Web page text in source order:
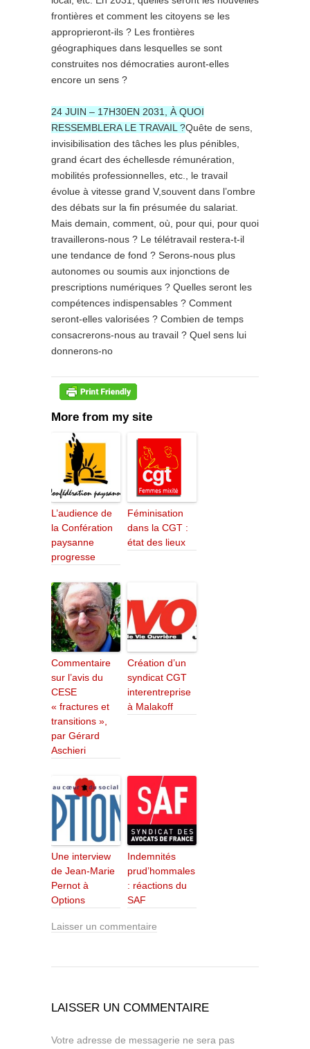
frontières et comment les citoyens se les
approprieront-ils ? Les frontières
géographiques dans lesquelles se sont
construites nos démocraties auront-elles
encore un sens ?
24 JUIN – 17H30EN 2031, À QUOI
RESSEMBLERA LE TRAVAIL ?Quête de sens,
invisibilisation des tâches les plus pénibles,
grand écart des échellesde rémunération,
mobilités professionnelles, etc., le travail
évolue à vitesse grand V,souvent dans l’ombre
des débats sur la fin présumée du salariat.
Mais demain, comment, où, pour qui, pour quoi
travaillerons-nous ? Le télétravail restera-t-il
une tendance de fond ? Serons-nous plus
autonomes ou soumis aux injonctions de
prescriptions numériques ? Quelles seront les
compétences indispensables ? Comment
seront-elles valorisées ? Combien de temps
consacrerons-nous au travail ? Quel sens lui
donnerons-no
More from my site
L’audience de
la Confération
paysanne
progresse
Féminisation
dans la CGT :
état des lieux
Commentaire
sur l’avis du
CESE
« fractures et
transitions »,
par Gérard
Aschieri
Création d’un
syndicat CGT
interentreprise
à Malakoff
Une interview
de Jean-Marie
Pernot à
Options
Indemnités
prud’hommales
: réactions du
SAF
Laisser un commentaire
LAISSER UN COMMENTAIRE
Votre adresse de messagerie ne sera pas